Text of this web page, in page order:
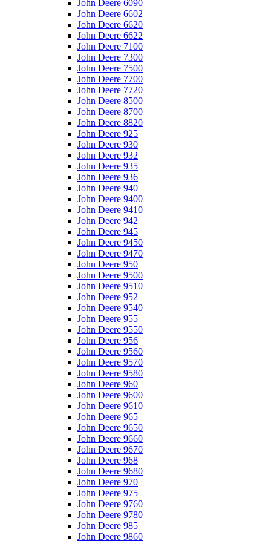
John Deere 6090
John Deere 6602
John Deere 6620
John Deere 6622
John Deere 7100
John Deere 7300
John Deere 7500
John Deere 7700
John Deere 7720
John Deere 8500
John Deere 8700
John Deere 8820
John Deere 925
John Deere 930
John Deere 932
John Deere 935
John Deere 936
John Deere 940
John Deere 9400
John Deere 9410
John Deere 942
John Deere 945
John Deere 9450
John Deere 9470
John Deere 950
John Deere 9500
John Deere 9510
John Deere 952
John Deere 9540
John Deere 955
John Deere 9550
John Deere 956
John Deere 9560
John Deere 9570
John Deere 9580
John Deere 960
John Deere 9600
John Deere 9610
John Deere 965
John Deere 9650
John Deere 9660
John Deere 9670
John Deere 968
John Deere 9680
John Deere 970
John Deere 975
John Deere 9760
John Deere 9780
John Deere 985
John Deere 9860